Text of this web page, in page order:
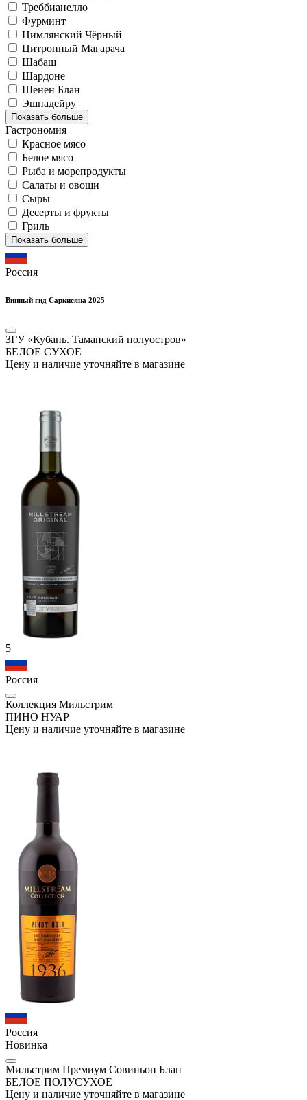
Треббианелло
Фурминт
Цимлянский Чёрный
Цитронный Магарача
Шабаш
Шардоне
Шенен Блан
Эшпадейру
Показать больше
Гастрономия
Красное мясо
Белое мясо
Рыба и морепродукты
Салаты и овощи
Сыры
Десерты и фрукты
Гриль
Показать больше
Россия
Винный гид Саркисяна 2025
ЗГУ «Кубань. Таманский полуостров»
БЕЛОЕ СУХОЕ
Цену и наличие уточняйте в магазине
5
Россия
Коллекция Мильстрим
ПИНО НУАР
Цену и наличие уточняйте в магазине
Россия
Новинка
Мильстрим Премиум Совиньон Блан
БЕЛОЕ ПОЛУСУХОЕ
Цену и наличие уточняйте в магазине